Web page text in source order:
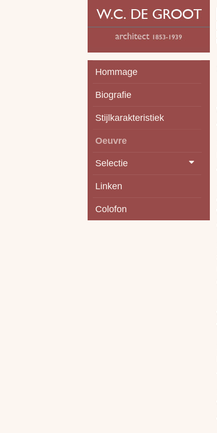
Hommage
Biografie
Stijlkarakteristiek
Oeuvre
Selectie
Linken
Colofon